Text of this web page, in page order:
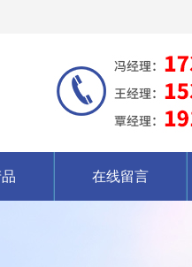
在线留言